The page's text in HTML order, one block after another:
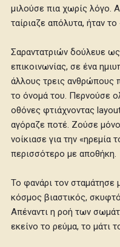
μιλούσε πια χωρίς λόγο.
ταίριαζε απόλυτα, ήταν
Σαραντατριών δούλευε
επικοινωνίας, σε ένα
άλλους τρεις ανθρώπους
το όνομά του. Περνούσε
οθόνες φτιάχνοντας
αγόραζε ποτέ. Ζούσε
νοίκιασε για την «ηρεμία
περισσότερο με αποθήκη.
Το φανάρι τον
κόσμος βιαστικός,
Απέναντι η ροή των
εκείνο το ρεύμα, το μάτι